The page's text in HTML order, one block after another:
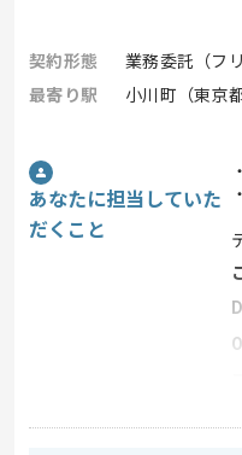
契約形態
業務委託（フ
最寄り駅
小川町（東京都
あなたに担当していた
だくこと